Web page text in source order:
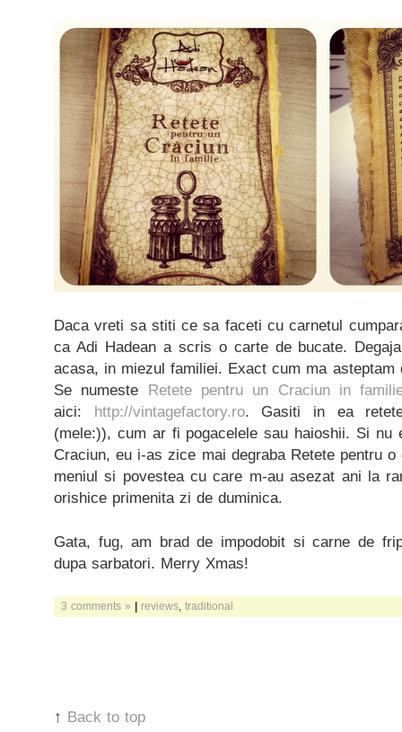
Daca vreti sa stiti ce sa faceti cu carnetul
ca Adi Hadean a scris o carte de bucate.
acasa, in miezul familiei. Exact cum ma
Se numeste Retete pentru un Craciun in
aici: http://vintagefactory.ro. Gasiti in ea
(mele:)), cum ar fi pogacelele sau haioshii. Si nu
Craciun, eu i-as zice mai degraba Retete pentru
meniul si povestea cu care m-au asezat ani la
orishice primenita zi de duminica.
Gata, fug, am brad de impodobit si carne de
dupa sarbatori. Merry Xmas!
3 comments » | reviews traditional
↑ Back to top